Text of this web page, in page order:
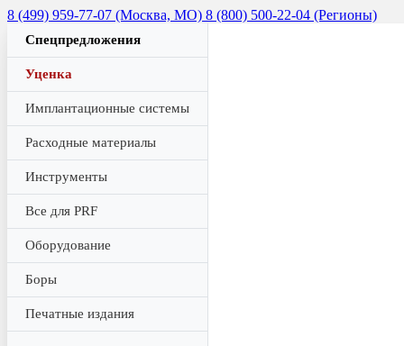
8 (499) 959-77-07 (Москва, МО) 8 (800) 500-22-04 (Регионы)
Спецпредложения
Уценка
Имплантационные системы
Расходные материалы
Инструменты
Все для PRF
Оборудование
Боры
Печатные издания